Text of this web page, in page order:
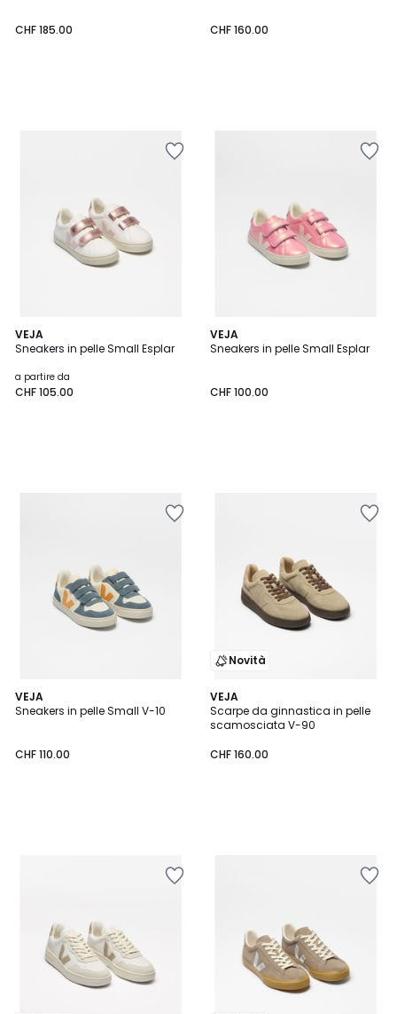
CHF 185.00 CHF 160.00
VEJA
Sneakers in pelle Small Esplar
a partire da
CHF 105.00
VEJA
Sneakers in pelle Small Esplar
CHF 100.00
VEJA
Sneakers in pelle Small V-10
CHF 110.00
Novità
VEJA
Scarpe da ginnastica in pelle
scamosciata V-90
CHF 160.00